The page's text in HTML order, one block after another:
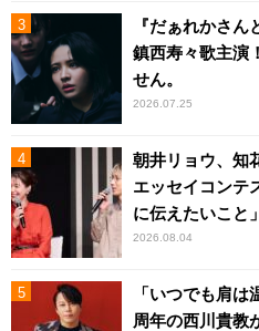
『だぁれかさ
鎮西寿々歌主演
せん。
2026.07.25
朝井リョウ、知
エッセイコンテ
に伝えたいこと」
2026.08.04
「いつでも肩
周年の西川貴教